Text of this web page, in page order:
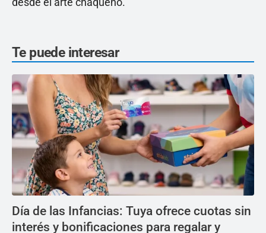
Te puede interesar
Día de las Infancias: Tuya ofrece cuotas sin
interés y bonificaciones para regalar y